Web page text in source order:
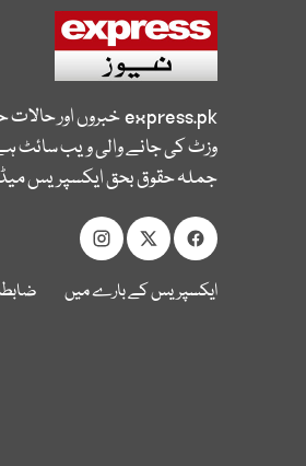
express.pkخبروں اور
وزٹ کی جانے والی ویب سائٹ
جملہ حقوق بحق ایکسپریس
ایکسپریس کے بارے میں